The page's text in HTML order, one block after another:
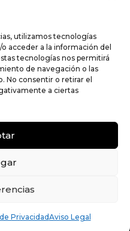
utilizamos tecnologías
acceder a la información del
tecnologías nos permitirá
de navegación o las
No consentir o retirar el
a ciertas
PrivacidadAviso Legal
Churra